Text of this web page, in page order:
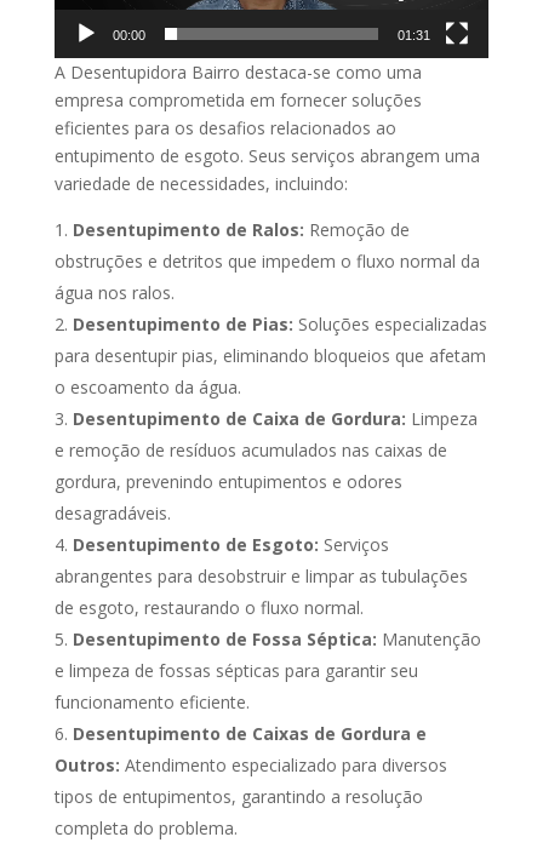
00:00 01:31
A Desentupidora Bairro destaca-se como uma
empresa comprometida em fornecer soluções
eficientes para os desafios relacionados ao
entupimento de esgoto. Seus serviços abrangem uma
variedade de necessidades, incluindo:
Desentupimento de Ralos: Remoção de
obstruções e detritos que impedem o fluxo normal da
água nos ralos.
Desentupimento de Pias: Soluções especializadas
para desentupir pias, eliminando bloqueios que afetam
o escoamento da água.
Desentupimento de Caixa de Gordura: Limpeza
e remoção de resíduos acumulados nas caixas de
gordura, prevenindo entupimentos e odores
desagradáveis.
Desentupimento de Esgoto: Serviços
abrangentes para desobstruir e limpar as tubulações
de esgoto, restaurando o fluxo normal.
Desentupimento de Fossa Séptica: Manutenção
e limpeza de fossas sépticas para garantir seu
funcionamento eficiente.
Desentupimento de Caixas de Gordura e
Outros: Atendimento especializado para diversos
tipos de entupimentos, garantindo a resolução
completa do problema.